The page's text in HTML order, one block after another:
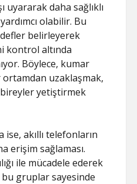
uyararak daha sağlıklı
olabilir. Bu
belirleyerek
kontrol altında
Böylece, kumar
uzaklaşmak,
yetiştirmek
akıllı telefonların
erişim sağlaması.
ile mücadele ederek
gruplar sayesinde